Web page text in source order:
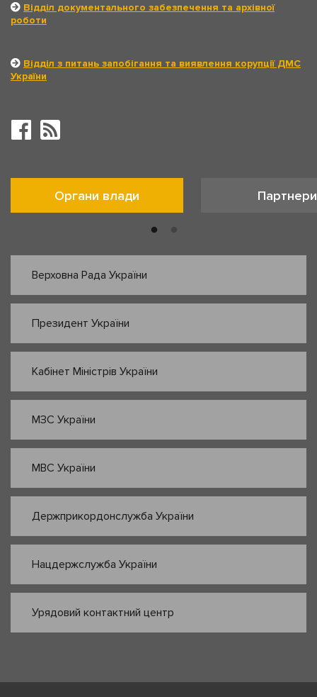
Відділ документального забезпечення та архівної
роботи
Відділ з питань запобігання та виявлення корупції ДМС
України
Органи влади Партнери
Верховна Рада України
Президент України
Кабінет Міністрів України
МЗС України
МВС України
Держприкордонслужба України
Нацдержслужба України
Урядовий контактний центр